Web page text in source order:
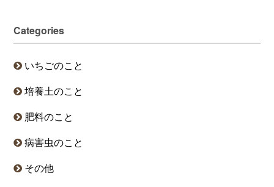
Categories
いちごのこと
培養土のこと
肥料のこと
病害虫のこと
その他